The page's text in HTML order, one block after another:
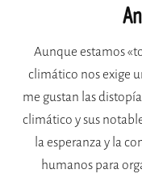
Aunque estamos
climático nos exige
me gustan las
climático y sus
la esperanza y la
humanos para